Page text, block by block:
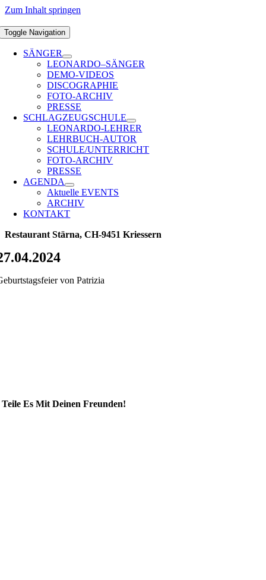
Zum Inhalt springen
Toggle Navigation
SÄNGER
LEONARDO–SÄNGER
DEMO-VIDEOS
DISCOGRAPHIE
FOTO-ARCHIV
PRESSE
SCHLAGZEUGSCHULE
LEONARDO-LEHRER
LEHRBUCH-AUTOR
SCHULE/UNTERRICHT
FOTO-ARCHIV
PRESSE
AGENDA
Aktuelle EVENTS
ARCHIV
KONTAKT
Restaurant Stärna, CH-9451 Kriessern
von Patrizia
Teile Es Mit Deinen Freunden!